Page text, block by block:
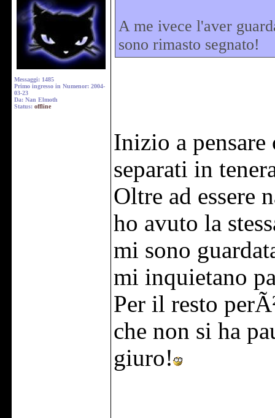
Messaggi: 1485
Primo ingresso in Numenor: 2004-
03-23
Da: Nan Elmoth
Status: offline
A me ivece l'aver
sono rimasto segnato!
Inizio a
separati in
Oltre ad essere
ho avuto la
mi sono
mi inquietano
Per il resto
che non si ha
giuro!